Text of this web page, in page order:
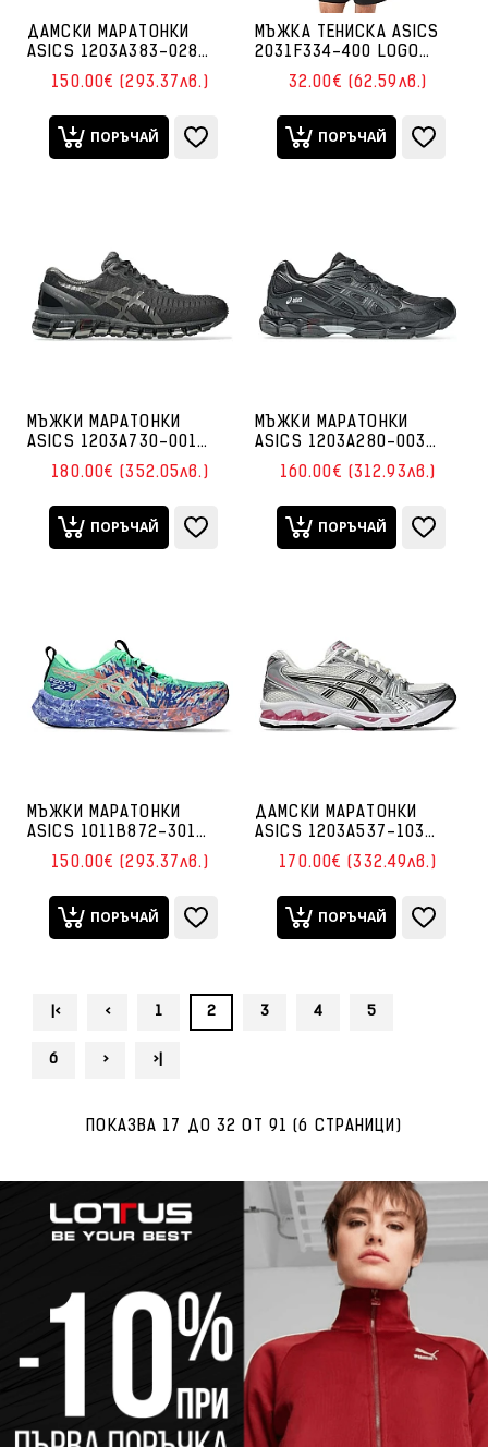
ДАМСКИ МАРАТОНКИ
ASICS 1203A383-028
GEL-NYC СИВИ/РОЗОВИ
150.00€ (293.37лв.)
ПОРЪЧАЙ
МЪЖКА ТЕНИСКА ASICS
2031F334-400 LOGO
GRAPHIC TEE СИНЯ
32.00€ (62.59лв.)
ПОРЪЧАЙ
МЪЖКИ МАРАТОНКИ
ASICS 1203A730-001
GEL-QUANTUM 360 I
ЧЕРНИ
180.00€ (352.05лв.)
ПОРЪЧАЙ
МЪЖКИ МАРАТОНКИ
ASICS 1203A280-003
GEL-NYC ЧЕРНИ
160.00€ (312.93лв.)
ПОРЪЧАЙ
МЪЖКИ МАРАТОНКИ
ASICS 1011B872-301
NOOSA TRI 16 ЗЕЛЕНИ/
ЛИЛАВИ
150.00€ (293.37лв.)
ПОРЪЧАЙ
ДАМСКИ МАРАТОНКИ
ASICS 1203A537-103
GEL-KAYANO 14 КРЕМАВИ/
РОЗОВИ
170.00€ (332.49лв.)
ПОРЪЧАЙ
|< < 1 2 3 4 5
6 > >|
ПОКАЗВА 17 ДО 32 ОТ 91 (6 СТРАНИЦИ)